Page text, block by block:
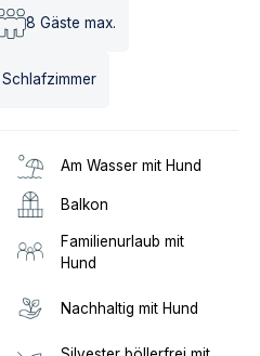
8 Gäste max.
Schlafzimmer
Am Wasser mit Hund
Balkon
Familienurlaub mit
Hund
Nachhaltig mit Hund